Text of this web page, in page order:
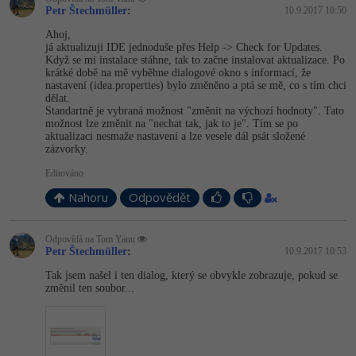
Petr Štechmüller: 10.9.2017 10:50
Ahoj,
já aktualizuji IDE jednoduše přes Help -> Check for Updates.
Když se mi instalace stáhne, tak to začne instalovat aktualizace. Po
krátké době na mě vyběhne dialogové okno s informací, že
nastavení (idea.properties) bylo změněno a ptá se mě, co s tím chci
dělat.
Standartně je vybraná možnost "změnit na výchozí hodnoty". Tato
možnost lze změnit na "nechat tak, jak to je". Tím se po
aktualizaci nesmaže nastavení a lze vesele dál psát složené
zázvorky.
Editováno
Nahoru Odpovědět
Odpovídá na Tom Yanu
Petr Štechmüller: 10.9.2017 10:53
Tak jsem našel i ten dialog, který se obvykle zobrazuje, pokud se
změnil ten soubor...